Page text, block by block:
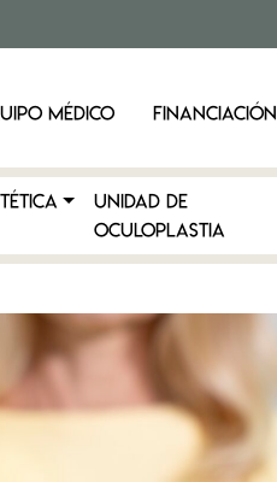
MÉDICO FINANCIACIÓN
Unidad de
Oculoplastia